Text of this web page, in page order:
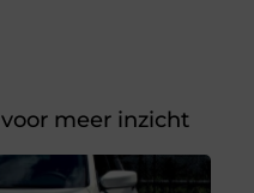
voor meer inzicht